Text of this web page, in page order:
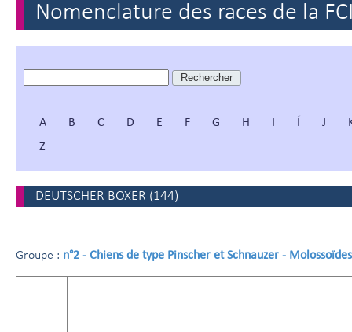
Nomenclature des races de la
A B C D E F G H I Í J
Z
DEUTSCHER BOXER (144)
Groupe : n°2 - Chiens de type Pinscher et Schnauzer -